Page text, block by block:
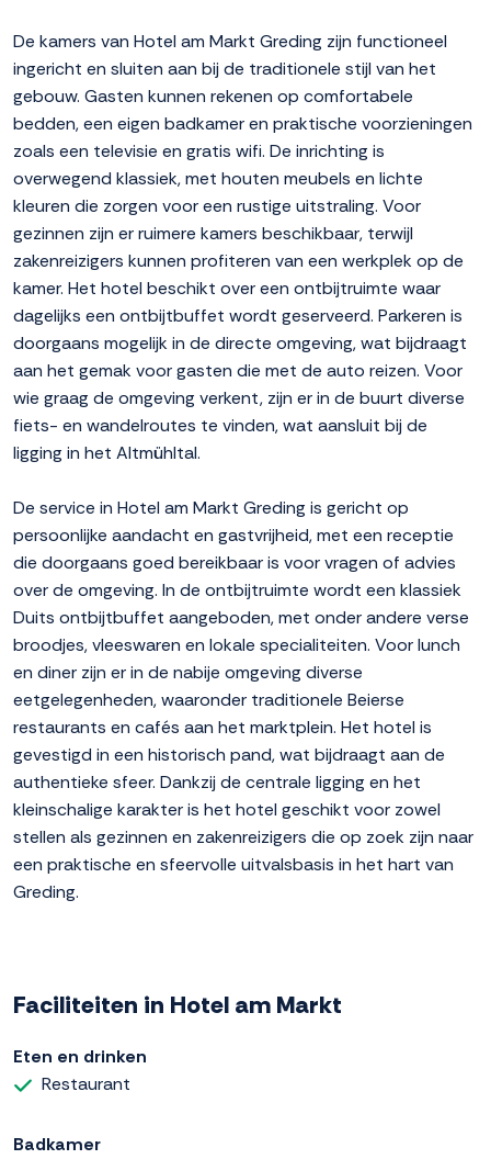
De kamers van Hotel am Markt Greding zijn functioneel
ingericht en sluiten aan bij de traditionele stijl van het
gebouw. Gasten kunnen rekenen op comfortabele
bedden, een eigen badkamer en praktische voorzieningen
zoals een televisie en gratis wifi. De inrichting is
overwegend klassiek, met houten meubels en lichte
kleuren die zorgen voor een rustige uitstraling. Voor
gezinnen zijn er ruimere kamers beschikbaar, terwijl
zakenreizigers kunnen profiteren van een werkplek op de
kamer. Het hotel beschikt over een ontbijtruimte waar
dagelijks een ontbijtbuffet wordt geserveerd. Parkeren is
doorgaans mogelijk in de directe omgeving, wat bijdraagt
aan het gemak voor gasten die met de auto reizen. Voor
wie graag de omgeving verkent, zijn er in de buurt diverse
fiets- en wandelroutes te vinden, wat aansluit bij de
ligging in het Altmühltal.
De service in Hotel am Markt Greding is gericht op
persoonlijke aandacht en gastvrijheid, met een receptie
die doorgaans goed bereikbaar is voor vragen of advies
over de omgeving. In de ontbijtruimte wordt een klassiek
Duits ontbijtbuffet aangeboden, met onder andere verse
broodjes, vleeswaren en lokale specialiteiten. Voor lunch
en diner zijn er in de nabije omgeving diverse
eetgelegenheden, waaronder traditionele Beierse
restaurants en cafés aan het marktplein. Het hotel is
gevestigd in een historisch pand, wat bijdraagt aan de
authentieke sfeer. Dankzij de centrale ligging en het
kleinschalige karakter is het hotel geschikt voor zowel
stellen als gezinnen en zakenreizigers die op zoek zijn naar
een praktische en sfeervolle uitvalsbasis in het hart van
Greding.
Faciliteiten in Hotel am Markt
Eten en drinken
Restaurant
Badkamer